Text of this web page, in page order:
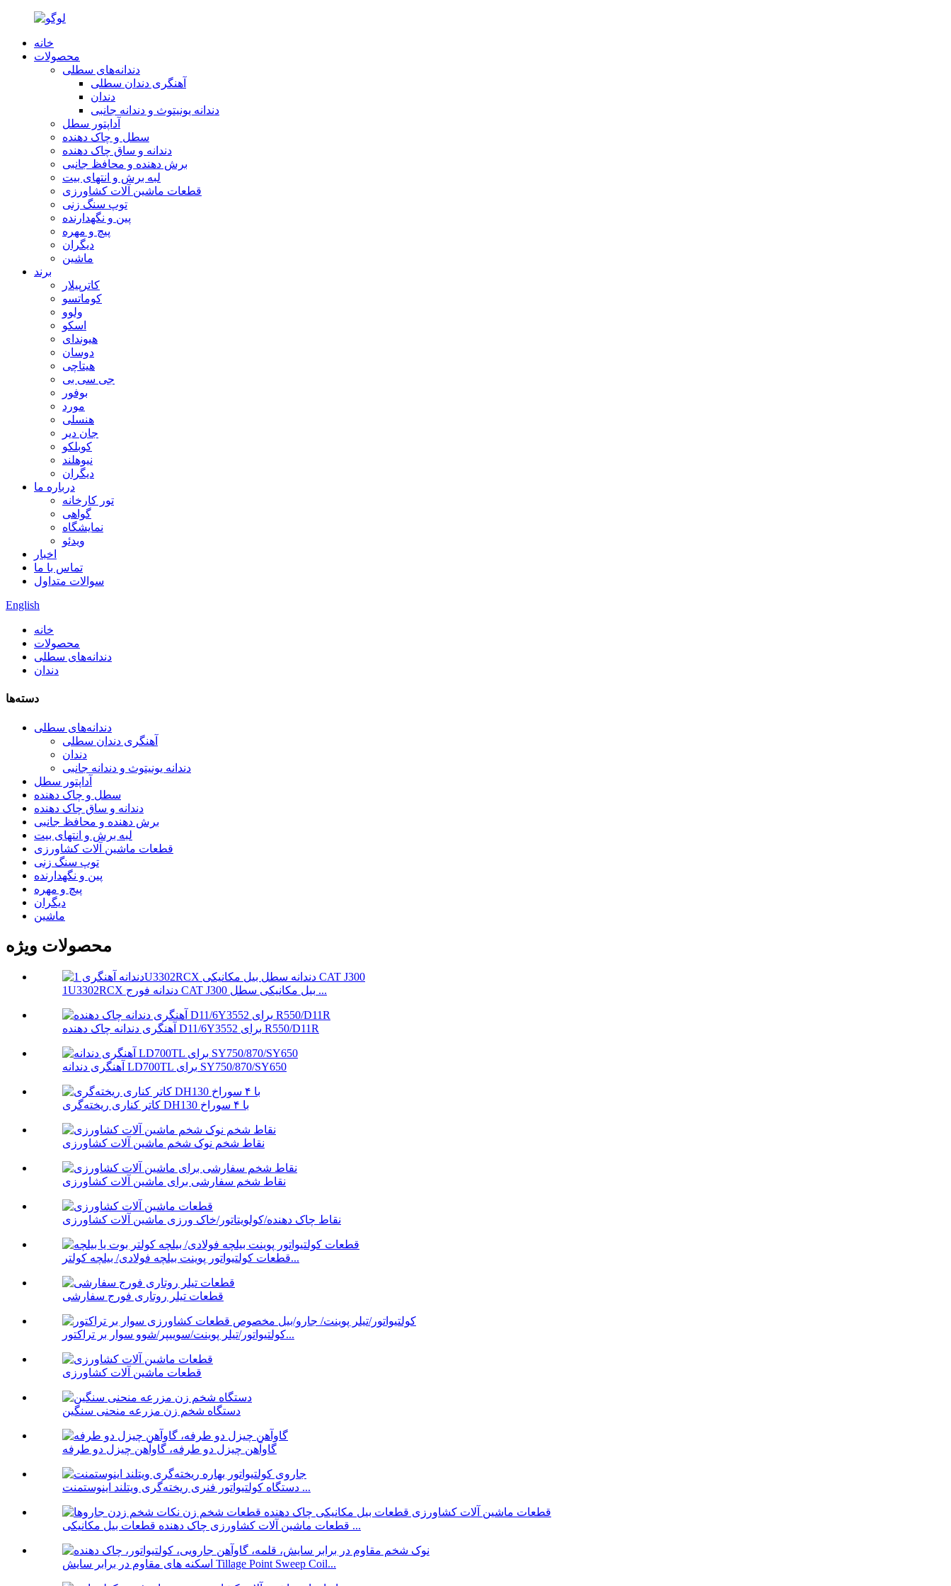
خانه
محصولات
دندانه‌های سطلی
آهنگری دندان سطلی
دندان
دندانه یونیتوث و دندانه جانبی
آداپتور سطل
سطل و چاک دهنده
دندانه و ساق چاک دهنده
برش دهنده و محافظ جانبی
لبه برش و انتهای بیت
قطعات ماشین آلات کشاورزی
توپ سنگ زنی
پین و نگهدارنده
پیچ و مهره
دیگران
ماشین
برند
کاترپیلار
کوماتسو
ولوو
اسکو
هیوندای
دوسان
هیتاچی
جی سی بی
بوفور
مورد
هنسلی
جان دیر
کوبلکو
نیوهلند
دیگران
درباره ما
تور کارخانه
گواهی
نمایشگاه
ویدئو
اخبار
تماس با ما
سوالات متداول
English
خانه
محصولات
دندانه‌های سطلی
دندان
دسته‌ها
دندانه‌های سطلی
آهنگری دندان سطلی
دندان
دندانه یونیتوث و دندانه جانبی
آداپتور سطل
سطل و چاک دهنده
دندانه و ساق چاک دهنده
برش دهنده و محافظ جانبی
لبه برش و انتهای بیت
قطعات ماشین آلات کشاورزی
توپ سنگ زنی
پین و نگهدارنده
پیچ و مهره
دیگران
ماشین
محصولات ویژه
1U3302RCX دندانه فورج CAT J300 بیل مکانیکی سطل ...
آهنگری دندانه چاک دهنده D11/6Y3552 برای R550/D11R
آهنگری دندانه LD700TL برای SY750/870/SY650
کاتر کناری ریخته‌گری DH130 با ۴ سوراخ
نقاط شخم نوک شخم ماشین آلات کشاورزی
نقاط شخم سفارشی برای ماشین آلات کشاورزی
نقاط چاک دهنده/کولویتاتور/خاک ورزی ماشین آلات کشاورزی
قطعات کولتیواتور پوینت بیلچه فولادی/ بیلچه کولتر...
قطعات تیلر روتاری فورج سفارشی
کولتیواتور/تیلر پوینت/سوییپر/شوو سوار بر تراکتور...
قطعات ماشین آلات کشاورزی
دستگاه شخم زن مزرعه منحنی سنگین
گاوآهن چیزل دو طرفه، گاوآهن چیزل دو طرفه
دستگاه کولتیواتور فنری ریخته‌گری ویتلند اینوستمنت ...
قطعات ماشین آلات کشاورزی چاک دهنده قطعات بیل مکانیکی ...
اسکنه های مقاوم در برابر سایش Tillage Point Sweep Coil...